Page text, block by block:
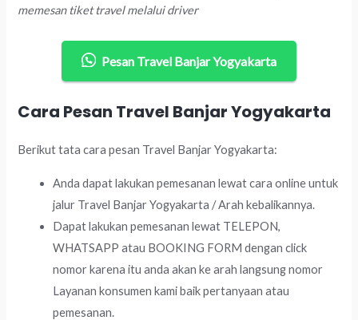
memesan tiket travel melalui driver
Pesan Travel Banjar Yogyakarta
Cara Pesan Travel Banjar Yogyakarta
Berikut tata cara pesan Travel Banjar Yogyakarta:
Anda dapat lakukan pemesanan lewat cara online untuk
jalur Travel Banjar Yogyakarta / Arah kebalikannya.
Dapat lakukan pemesanan lewat TELEPON,
WHATSAPP atau BOOKING FORM dengan click
nomor karena itu anda akan ke arah langsung nomor
Layanan konsumen kami baik pertanyaan atau
pemesanan.